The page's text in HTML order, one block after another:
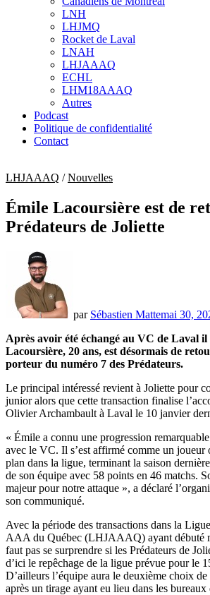
sub
menu
LNH
LHJMQ
Rocket de Laval
LNAH
LHJAAAQ
ECHL
LHM18AAAQ
Autres
Podcast
Politique de confidentialité
Contact
LHJAAAQ /Nouvelles
Émile Lacoursière est de
Prédateurs de Joliette
par Sébastien Mattemai 30,
Après avoir été échangé au VC de Laval
Lacoursière, 20 ans, est désormais de
porteur du numéro 7 des Prédateurs.
Le principal intéressé revient à Joliette pour
junior alors que cette transaction finalise
Olivier Archambault à Laval le 10 janvier
« Émile a connu une progression
avec le VC. Il s’est affirmé comme un joueur
plan dans la ligue, terminant la saison
de son équipe avec 58 points en 46 matchs.
majeur pour notre attaque », a déclaré
son communiqué.
Avec la période des transactions dans la
AAA du Québec (LHJAAAQ) ayant débuté
faut pas se surprendre si les Prédateurs de
d’ici le repêchage de la ligue prévue pour le
D’ailleurs l’équipe aura le deuxième choix de
après un tirage ayant eu lieu dans les